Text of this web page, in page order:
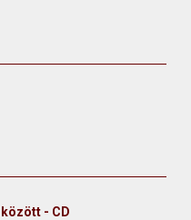
- CD